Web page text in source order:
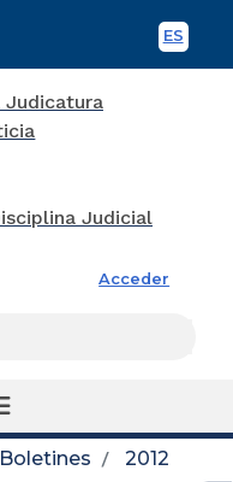
ES
Acceder
Boletines
2012